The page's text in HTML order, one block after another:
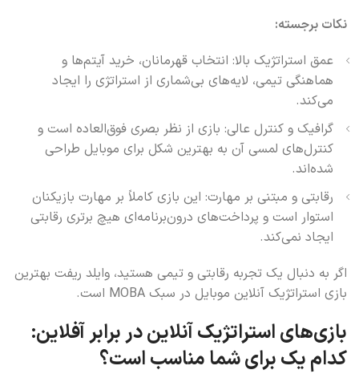
نکات برجسته:
عمق استراتژیک بالا: انتخاب قهرمانان، خرید آیتم‌ها و
هماهنگی تیمی، لایه‌های بی‌شماری از استراتژی را ایجاد
می‌کند.
گرافیک و کنترل عالی: بازی از نظر بصری فوق‌العاده است و
کنترل‌های لمسی آن به بهترین شکل برای موبایل طراحی
شده‌اند.
رقابتی و مبتنی بر مهارت: این بازی کاملاً بر مهارت بازیکنان
استوار است و پرداخت‌های درون‌برنامه‌ای هیچ برتری رقابتی
ایجاد نمی‌کند.
اگر به دنبال یک تجربه رقابتی و تیمی هستید، وایلد ریفت بهترین
بازی استراتژیک آنلاین موبایل در سبک MOBA است.
بازی‌های استراتژیک آنلاین در برابر آفلاین:
کدام یک برای شما مناسب است؟